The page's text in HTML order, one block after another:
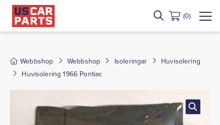
(0)
Webbshop Webbshop Isoleringar
Huvisolering
Huvisolering 1966 Pontiac